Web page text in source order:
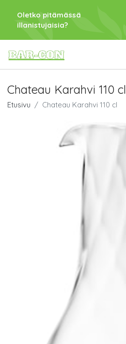
Oletko pitämässä
illanistujaisia?
Chateau Karahvi 110 cl
Etusivu Chateau Karahvi 110 cl